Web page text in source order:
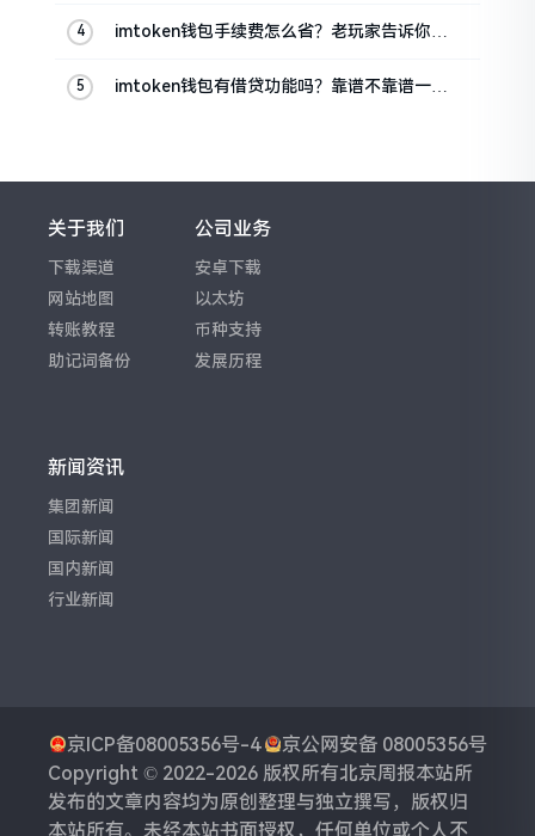
imtoken钱包手续费怎么省？老玩家告诉你几
imtoken钱包有借贷功能吗？靠谱不靠谱一文
关于我们
下载渠道
网站地图
转账教程
助记词备份
公司业务
安卓下载
以太坊
币种支持
发展历程
新闻资讯
集团新闻
国际新闻
国内新闻
行业新闻
京ICP备08005356号-4
京公网安备 08005356号
Copyright © 2022-2026 版权所有北京周报本站所
发布的文章内容均为原创整理与独立撰写，版权归
本站所有。未经本站书面授权，任何单位或个人不